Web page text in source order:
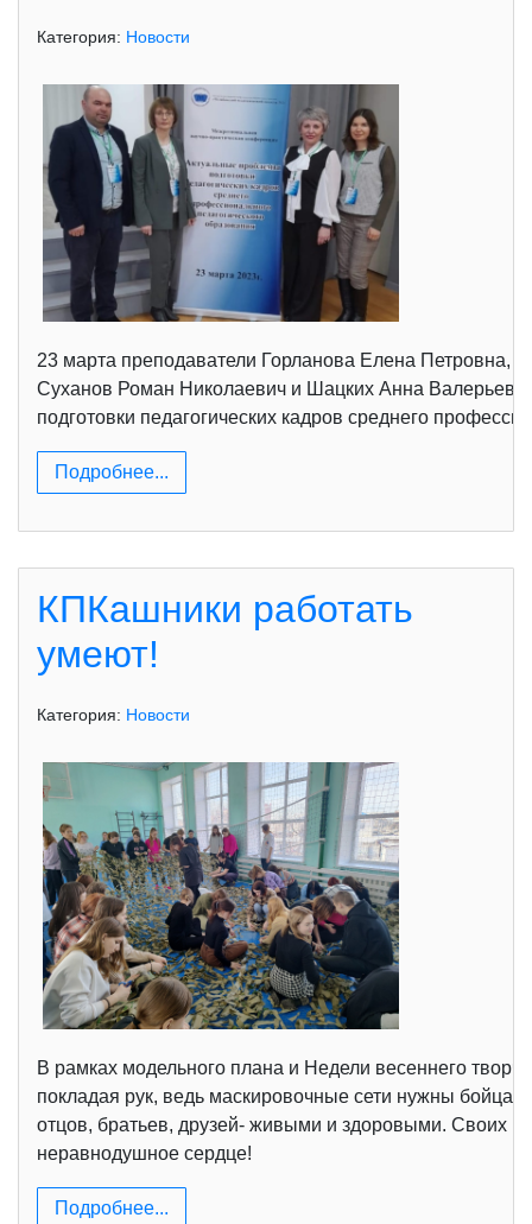
Категория: Новости
23 марта преподаватели Горланова Елена Петровна,
Суханов Роман Николаевич и Шацких Анна
подготовки педагогических кадров среднего
Подробнее...
КПКашники работать
умеют!
Категория: Новости
В рамках модельного плана и Недели весеннего
покладая рук, ведь маскировочные сети нужны
отцов, братьев, друзей- живыми и здоровыми. Своих
неравнодушное сердце!
Подробнее...